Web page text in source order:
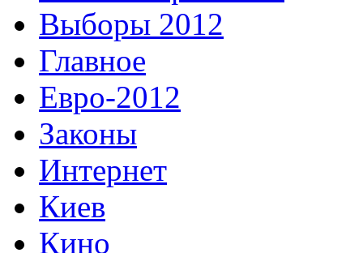
Выборы 2012
Главное
Евро-2012
Законы
Интернет
Киев
Кино